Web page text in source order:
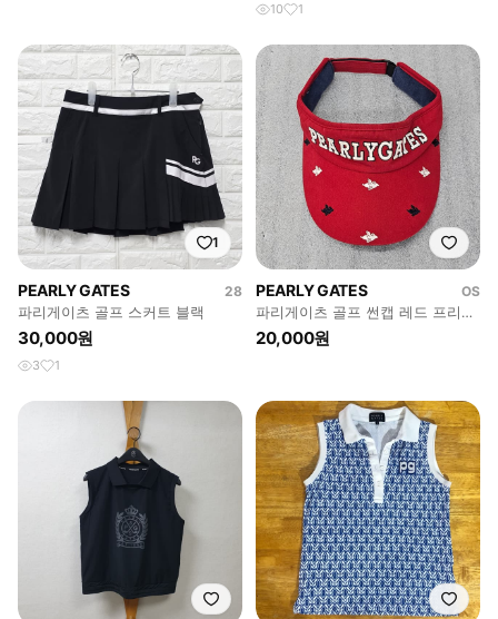
10 1
1
PEARLY GATES
28
파리게이츠 골프 스커트 블랙
30,000원
3 1
PEARLY GATES
OS
파리게이츠 골프 썬캡 레드 프리사
이즈
20,000원